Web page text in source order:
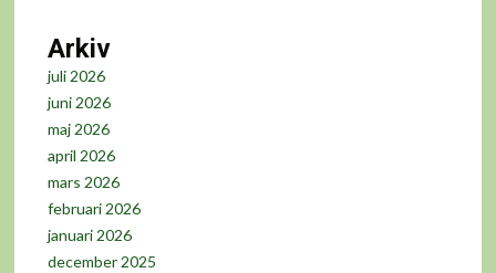
Arkiv
juli 2026
juni 2026
maj 2026
april 2026
mars 2026
februari 2026
januari 2026
december 2025